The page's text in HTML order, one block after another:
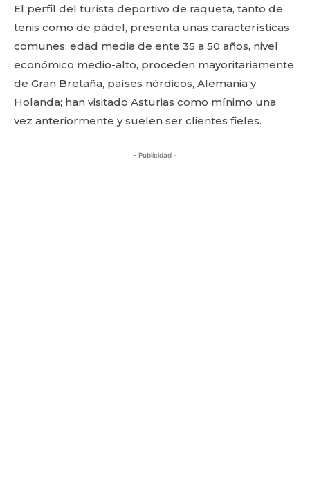
El perfil del turista deportivo de raqueta, tanto de
tenis como de pádel, presenta unas características
comunes: edad media de ente 35 a 50 años, nivel
económico medio-alto, proceden mayoritariamente
de Gran Bretaña, países nórdicos, Alemania y
Holanda; han visitado Asturias como mínimo una
vez anteriormente y suelen ser clientes fieles.
- Publicidad -